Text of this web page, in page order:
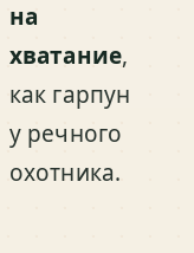
на
хватание,
как гарпун
у речного
охотника.